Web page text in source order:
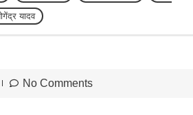
यादव
No Comments